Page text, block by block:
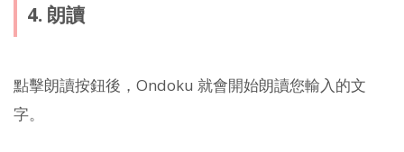
4. 朗讀
點擊朗讀按鈕後，Ondoku 就會開始朗讀您輸入的文
字。